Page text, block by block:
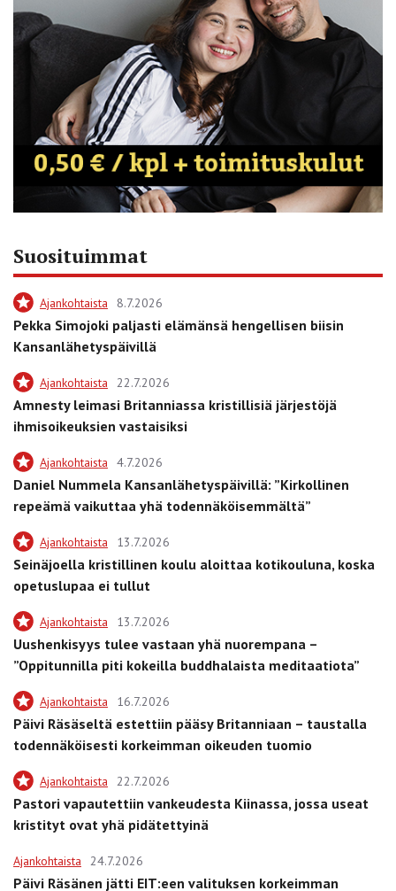
Suosituimmat
Ajankohtaista 8.7.2026
Pekka Simojoki paljasti elämänsä hengellisen biisin
Kansanlähetyspäivillä
Ajankohtaista 22.7.2026
Amnesty leimasi Britanniassa kristillisiä järjestöjä
ihmisoikeuksien vastaisiksi
Ajankohtaista 4.7.2026
Daniel Nummela Kansanlähetyspäivillä: ”Kirkollinen
repeämä vaikuttaa yhä todennäköisemmältä”
Ajankohtaista 13.7.2026
Seinäjoella kristillinen koulu aloittaa kotikouluna, koska
opetuslupaa ei tullut
Ajankohtaista 13.7.2026
Uushenkisyys tulee vastaan yhä nuorempana –
”Oppitunnilla piti kokeilla buddhalaista meditaatiota”
Ajankohtaista 16.7.2026
Päivi Räsäseltä estettiin pääsy Britanniaan – taustalla
todennäköisesti korkeimman oikeuden tuomio
Ajankohtaista 22.7.2026
Pastori vapautettiin vankeudesta Kiinassa, jossa useat
kristityt ovat yhä pidätettyinä
Ajankohtaista 24.7.2026
Päivi Räsänen jätti EIT:een valituksen korkeimman